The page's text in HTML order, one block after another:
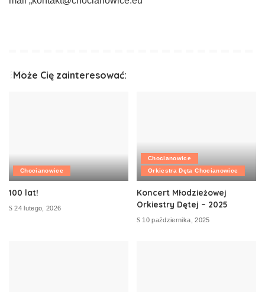
Może Cię zainteresować:
Chocianowice
100 lat!
24 lutego, 2026
Chocianowice
Orkiestra Dęta Chocianowice
Koncert Młodzieżowej
Orkiestry Dętej – 2025
10 października, 2025